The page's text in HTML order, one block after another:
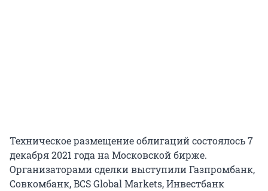
Техническое размещение облигаций состоялось 7
декабря 2021 года на Московской бирже.
Организаторами сделки выступили Газпромбанк,
Совкомбанк, BCS Global Markets, Инвестбанк